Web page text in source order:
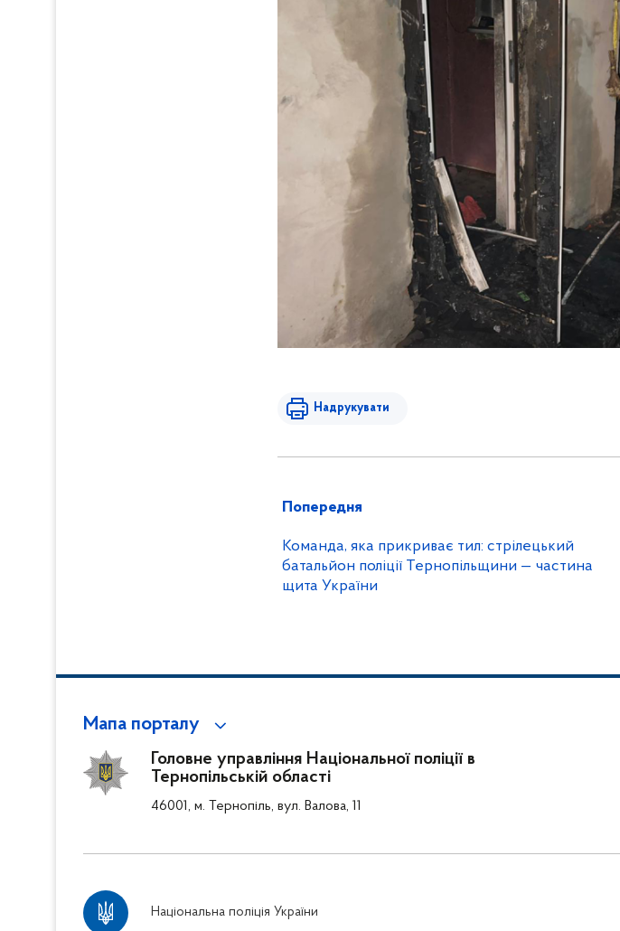
Надрукувати
Попередня
Команда, яка прикриває тил: стрілецький
батальйон поліції Тернопільщини — частина
щита України
Мапа порталу
Головне управління Національної поліції в
Тернопільській області
46001, м. Тернопіль, вул. Валова, 11
Національна поліція України